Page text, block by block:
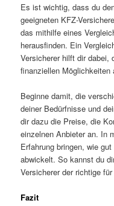
Es ist wichtig, dass du
geeigneten KFZ-
das mithilfe eines
herausfinden. Ein
Versicherer hilft dir dabei,
finanziellen Möglichkeiten
Beginne damit, die
deiner Bedürfnisse und
dir dazu die Preise, die
einzelnen Anbieter an. In
Erfahrung bringen, wie
abwickelt. So kannst du
Versicherer der richtige
Fazit